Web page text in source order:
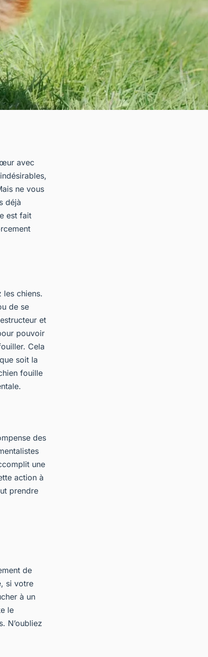
avec
ne vous
déjà
est fait
les chiens.
de se
et
pouvoir
Cela
soit la
fouille
des
une
action à
prendre
de
si votre
à un
le
N’oubliez